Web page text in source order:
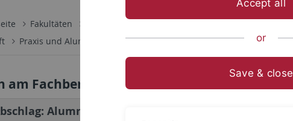
Fakultäten
Praxis und Alumni Studierende
Fachbereich Wirtschaftswissenschaft
Alumni und Studierende im Dialog
Accept all
or
Save & close